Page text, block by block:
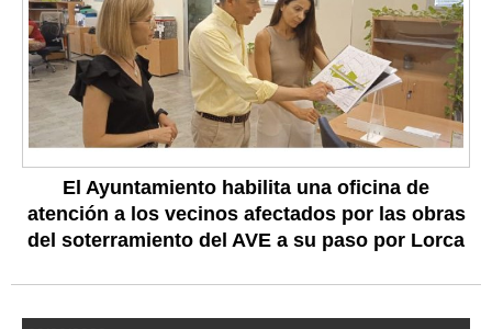
El Ayuntamiento habilita una oficina de
atención a los vecinos afectados por las obras
del soterramiento del AVE a su paso por Lorca